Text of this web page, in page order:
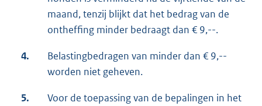
maand, tenzij blijkt dat het bedrag van de
ontheffing minder bedraagt dan € 9,--.
4.
Belastingbedragen van minder dan € 9,--
worden niet geheven.
5.
Voor de toepassing van de bepalingen in het